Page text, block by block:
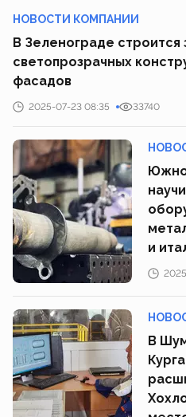
НОВОСТИ КОМПАНИИ
В Зеленограде строится
светопрозрачных
фасадов
2025-07-23 08:35 33740
и
В